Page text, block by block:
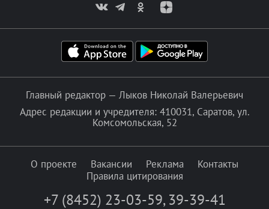
Главный редактор — Лыков Николай Валерьевич
Адрес редакции и учредителя: 410031, Саратов, ул.
Комсомольская, 52
О проекте Вакансии Реклама
Контакты
Правила цитирования
+7 (8452) 23-03-59, 39-39-41